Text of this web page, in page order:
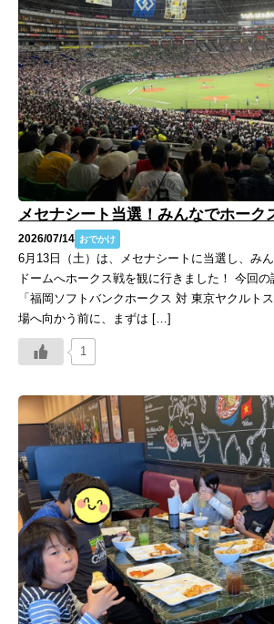
メセナシート当選！みんなでホーク
2026/07/14 おでかけ
6月13日（土）は、メセナシートに当選し、み
ドームへホークス戦を観に行きました！ 今回
「福岡ソフトバンクホークス 対 東京ヤクルト
場へ向かう前に、まずは […]
1